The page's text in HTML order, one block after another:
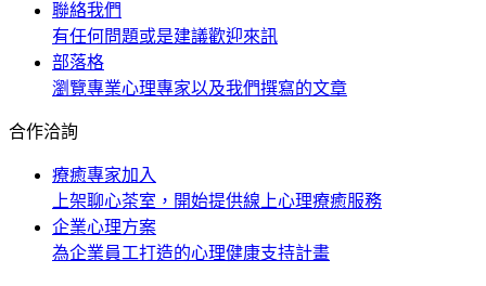
聯絡我們
有任何問題或是建議歡迎來訊
部落格
瀏覽專業心理專家以及我們撰寫的文章
合作洽詢
療癒專家加入
上架聊心茶室，開始提供線上心理療癒服務
企業心理方案
為企業員工打造的心理健康支持計畫